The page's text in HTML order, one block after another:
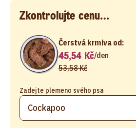
Zkontrolujte cenu…
Zadejte plemeno svého psa
Čerstvá krmiva od:
45,54 Kč/den
53,58 Kč